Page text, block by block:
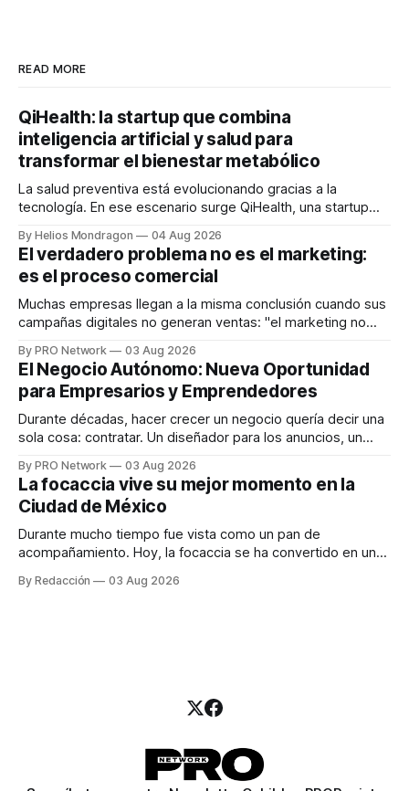
READ MORE
QiHealth: la startup que combina
inteligencia artificial y salud para
transformar el bienestar metabólico
La salud preventiva está evolucionando gracias a la
tecnología. En ese escenario surge QiHealth, una startup
dispositivos inteligentes, inteligencia artificial y monitoreo
en tiempo real para ayudar a las personas a tomar mejores
decisiones sobre su salud metabólica. Su propuesta busca
responder
By Helios Mondragon 04 Aug 2026
El verdadero problema no es el marketing:
es el proceso comercial
Muchas empresas llegan a la misma conclusión cuando sus
campañas digitales no generan ventas: "el marketing no
INTERIUS, el problema suele estar en otro lugar. Durante
una entrevista para el podcast SER PRO, el especialista en
marketing digital explicó que
By PRO Network 03 Aug 2026
El Negocio Autónomo: Nueva Oportunidad
para Empresarios y Emprendedores
Durante décadas, hacer crecer un negocio quería decir una
sola cosa: contratar. Un diseñador para los anuncios, un
para los textos, alguien que supiera de publicidad digital
para encontrar prospectos, un vendedor para atender
llamadas y mensajes, y —con suerte— una persona
By PRO Network 03 Aug 2026
La focaccia vive su mejor momento en la
Ciudad de México
Durante mucho tiempo fue vista como un pan de
acompañamiento. Hoy, la focaccia se ha convertido en uno
artesanal, ingredientes de calidad y experiencias que
By Redacción 03 Aug 2026